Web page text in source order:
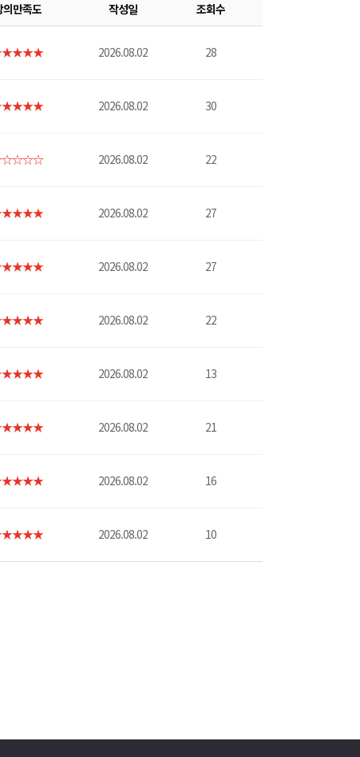
의만족도 작성일 조회수
2026.08.02 28
2026.08.02 30
2026.08.02 22
2026.08.02 27
2026.08.02 27
2026.08.02 22
2026.08.02 13
2026.08.02 21
2026.08.02 16
2026.08.02 10